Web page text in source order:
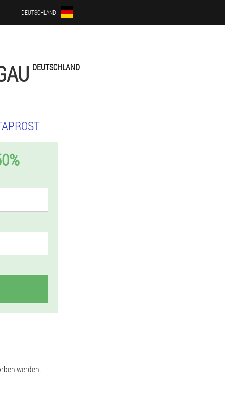
DEUTSCHLAND
DEUTSCHLAND
werden.